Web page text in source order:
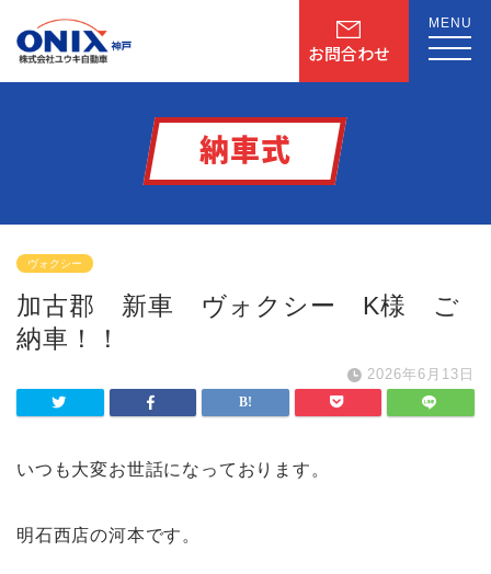
お問合わせ
MENU
納車式
ヴォクシー
加古郡 新車 ヴォクシー K様 ご
納車！！
2026年6月13日
いつも大変お世話になっております。
明石西店の河本です。